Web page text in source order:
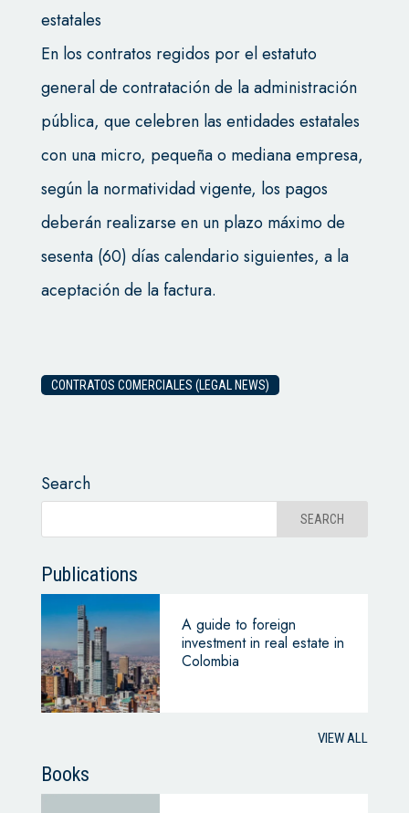
estatales
En los contratos regidos por el estatuto
general de contratación de la administración
pública, que celebren las entidades estatales
con una micro, pequeña o mediana empresa,
según la normatividad vigente, los pagos
deberán realizarse en un plazo máximo de
sesenta (60) días calendario siguientes, a la
aceptación de la factura.
CONTRATOS COMERCIALES (LEGAL NEWS)
Search
Publications
A guide to foreign
investment in real estate in
Colombia
VIEW ALL
Books